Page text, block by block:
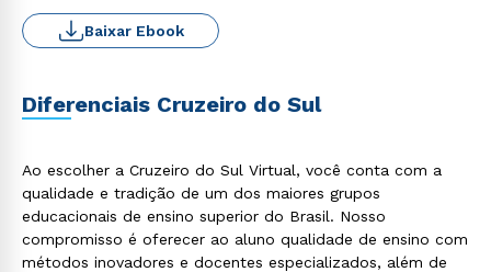
Baixar Ebook
Diferenciais Cruzeiro do Sul
Ao escolher a Cruzeiro do Sul Virtual, você conta com a
qualidade e tradição de um dos maiores grupos
educacionais de ensino superior do Brasil. Nosso
compromisso é oferecer ao aluno qualidade de ensino com
métodos inovadores e docentes especializados, além de